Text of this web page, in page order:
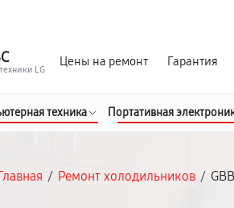
LG
Цены на ремонт Гарантия
техника Портативная
/ Ремонт холодильников /